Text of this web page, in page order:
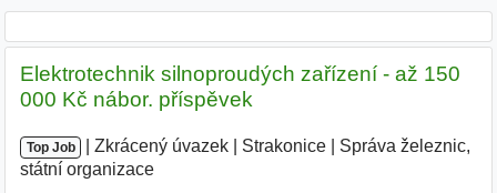
Elektrotechnik silnoproudých zařízení - až 150
000 Kč nábor. příspěvek
Top Job Zkrácený úvazek Strakonice
Správa železnic,
státní organizace